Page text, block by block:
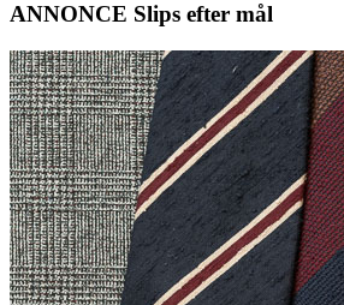
ANNONCE Slips efter mål